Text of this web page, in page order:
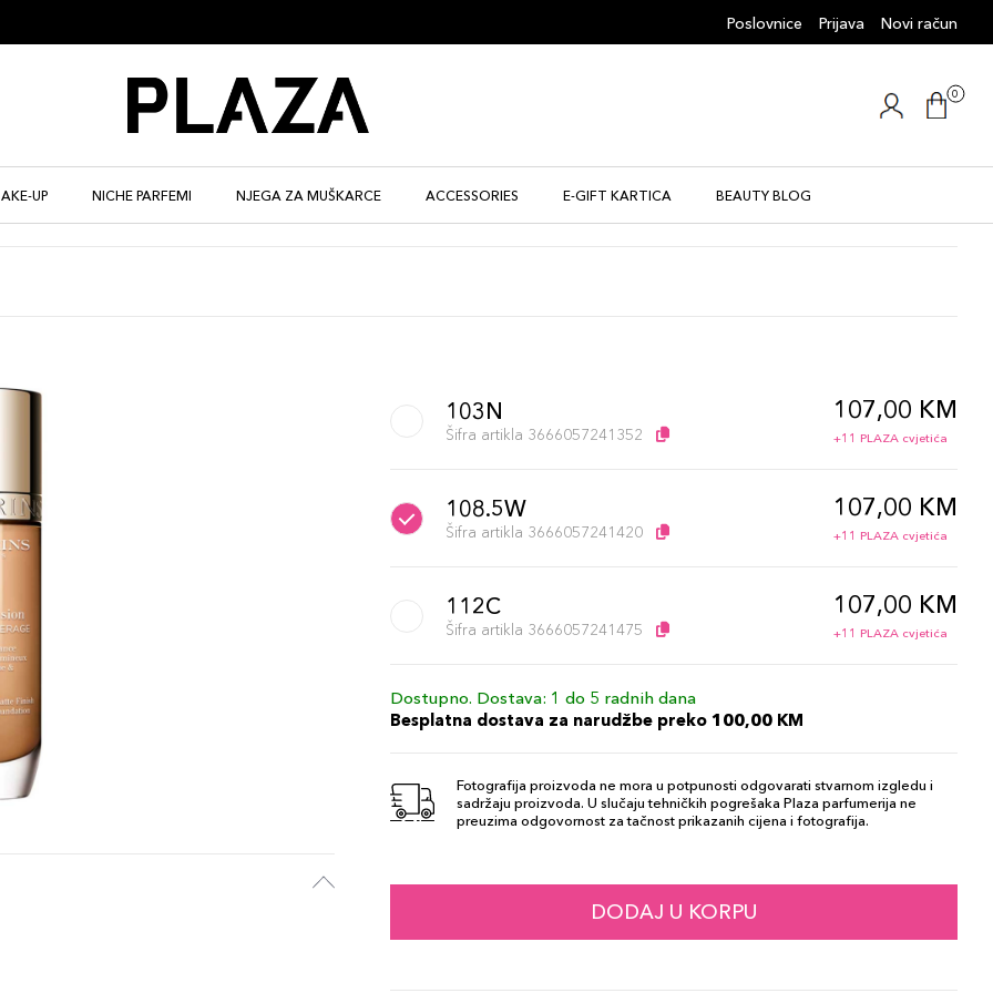
Poslovnice Prijava Novi račun
0
UP NICHE PARFEMI NJEGA ZA MUŠKARCE ACCESSORIES E-GIFT KARTICA BEAUTY BLOG
103N
Šifra artikla 3666057241352
107,00 KM
+11 PLAZA cvjetića
108.5W
Šifra artikla 3666057241420
107,00 KM
+11 PLAZA cvjetića
112C
Šifra artikla 3666057241475
107,00 KM
+11 PLAZA cvjetića
Dostupno. Dostava: 1 do 5 radnih dana
Besplatna dostava za narudžbe preko 100,00 KM
Fotografija proizvoda ne mora u potpunosti odgovarati stvarnom izgledu i
sadržaju proizvoda. U slučaju tehničkih pogrešaka Plaza parfumerija ne
preuzima odgovornost za tačnost prikazanih cijena i fotografija.
DODAJ U KORPU